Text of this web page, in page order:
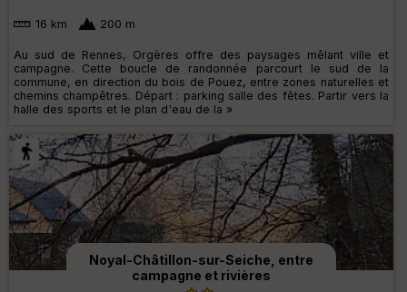
16 km 200 m
Au sud de Rennes, Orgères offre des paysages mêlant ville et
campagne. Cette boucle de randonnée parcourt le sud de la
commune, en direction du bois de Pouez, entre zones naturelles et
chemins champêtres. Départ : parking salle des fêtes. Partir vers la
halle des sports et le plan d'eau de la »
Noyal-Châtillon-sur-Seiche, entre
campagne et rivières